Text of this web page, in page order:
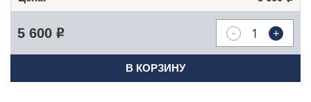
- +
5 600 Р
В КОРЗИНУ